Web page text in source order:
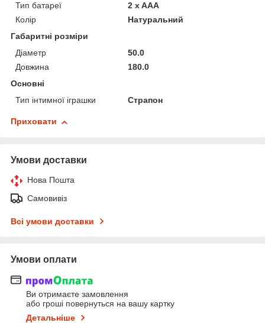
Тип батареї
2 x AAA
Колір
Натуральний
Габаритні розміри
Діаметр
50.0
Довжина
180.0
Основні
Тип інтимної іграшки
Страпон
Приховати
Умови доставки
Нова Пошта
Самовивіз
Всі умови доставки
Умови оплати
Ви отримаєте замовлення
або гроші повернуться на вашу картку
Детальніше